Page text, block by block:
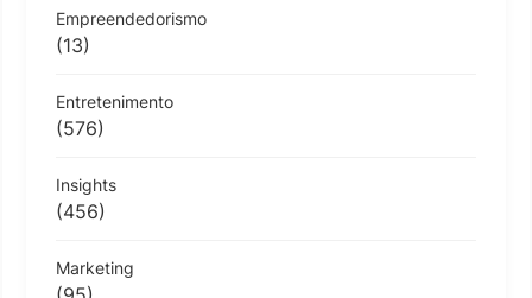
Empreendedorismo
(13)
Entretenimento
(576)
Insights
(456)
Marketing